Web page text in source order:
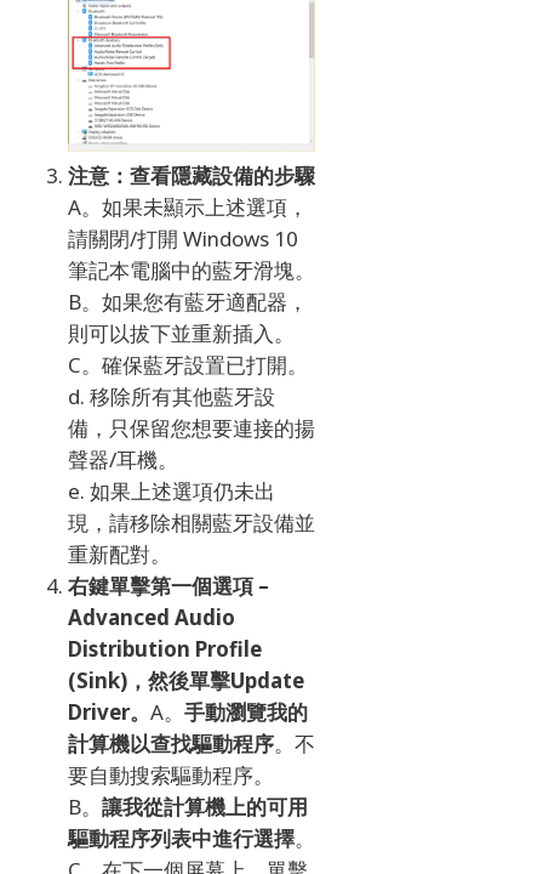
注意： 查看隱藏設備的步驟
A。 如果未顯示上述選項，
請關閉/打開 Windows 10
筆記本電腦中的藍牙滑塊。
B。 如果您有藍牙適配器，
則可以拔下並重新插入。
C。 確保藍牙設置已打開。
d. 移除所有其他藍牙設
備，只保留您想要連接的揚
聲器/耳機。
e. 如果上述選項仍未出
現，請移除相關藍牙設備並
重新配對。
右鍵單擊第一個選項 –
Advanced Audio
Distribution Profile
(Sink) ，然後單擊Update
Driver。 A。 手動瀏覽我的
計算機以查找驅動程序。 不
要自動搜索驅動程序。
B。 讓我從計算機上的可用
驅動程序列表中進行選擇。